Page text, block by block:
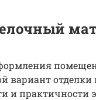
вариант отделки
и практичности